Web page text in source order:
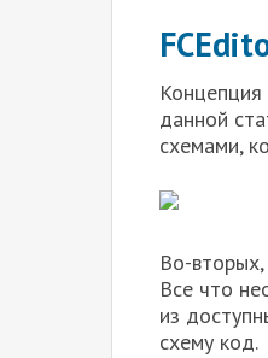
данной
схемами,
Во-
Все что
из
схему код.